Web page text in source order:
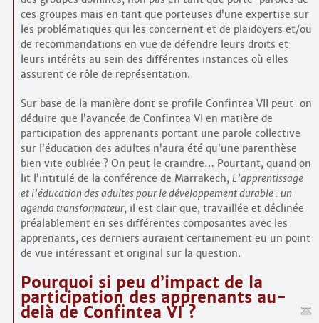
ces groupes mais en tant que porteuses d’une expertise sur
les problématiques qui les concernent et de plaidoyers et/ou
de recommandations en vue de défendre leurs droits et
leurs intérêts au sein des différentes instances où elles
assurent ce rôle de représentation.
Sur base de la manière dont se profile Confintea VII peut-on
déduire que l’avancée de Confintea VI en matière de
participation des apprenants portant une parole collective
sur l’éducation des adultes n’aura été qu’une parenthèse
bien vite oubliée ? On peut le craindre… Pourtant, quand on
lit l’intitulé de la conférence de Marrakech, L’apprentissage
et l’éducation des adultes pour le développement durable : un
agenda transformateur, il est clair que, travaillée et déclinée
préalablement en ses différentes composantes avec les
apprenants, ces derniers auraient certainement eu un point
de vue intéressant et original sur la question.
Pourquoi si peu d’impact de la
participation des apprenants au-
delà de Confintea VI ?